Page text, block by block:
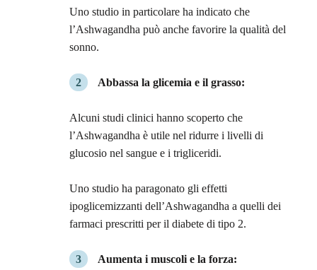
Uno studio in particolare ha indicato che
l’Ashwagandha può anche favorire la qualità del
sonno.
Abbassa la glicemia e il grasso:
Alcuni studi clinici hanno scoperto che
l’Ashwagandha è utile nel ridurre i livelli di
glucosio nel sangue e i trigliceridi.
Uno studio ha paragonato gli effetti
ipoglicemizzanti dell’Ashwagandha a quelli dei
farmaci prescritti per il diabete di tipo 2.
Aumenta i muscoli e la forza: